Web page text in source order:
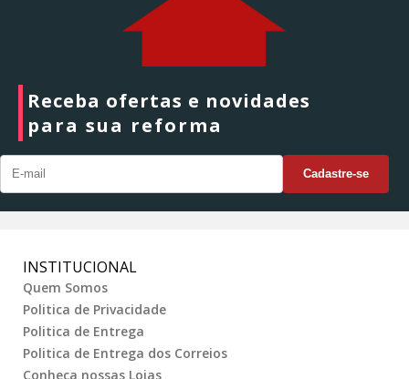
Receba ofertas e novidades
para sua reforma
INSTITUCIONAL
Quem Somos
Politica de Privacidade
Politica de Entrega
Politica de Entrega dos Correios
Conheça nossas Lojas